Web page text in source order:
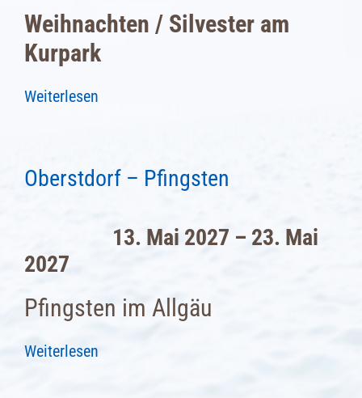
Weihnachten / Silvester am
Kurpark
Weiterlesen
Oberstdorf – Pfingsten
13. Mai 2027 – 23. Mai
2027
Pfingsten im Allgäu
Weiterlesen